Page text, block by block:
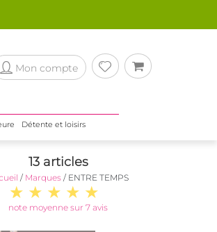
Mon compte
Détente et loisirs
13 articles
/ Marques/ ENTRE TEMPS
note moyenne sur 7 avis